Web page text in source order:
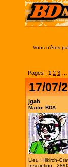
Vous n'êtes
Pages : 1 2 3
17/07/
jgab
Maitre BDA
Lieu : Illkirch-
Inscription : 28/